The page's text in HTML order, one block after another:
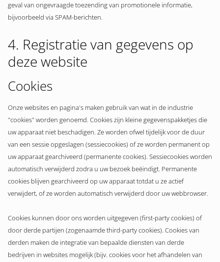
geval van ongevraagde toezending van promotionele informatie,
bijvoorbeeld via SPAM-berichten.
4. Registratie van gegevens op
deze website
Cookies
Onze websites en pagina's maken gebruik van wat in de industrie
"cookies" worden genoemd. Cookies zijn kleine gegevenspakketjes die
uw apparaat niet beschadigen. Ze worden ofwel tijdelijk voor de duur
van een sessie opgeslagen (sessiecookies) of ze worden permanent op
uw apparaat gearchiveerd (permanente cookies). Sessiecookies worden
automatisch verwijderd zodra u uw bezoek beëindigt. Permanente
cookies blijven gearchiveerd op uw apparaat totdat u ze actief
verwijdert, of ze worden automatisch verwijderd door uw webbrowser.
Cookies kunnen door ons worden uitgegeven (first-party cookies) of
door derde partijen (zogenaamde third-party cookies). Cookies van
derden maken de integratie van bepaalde diensten van derde
bedrijven in websites mogelijk (bijv. cookies voor het afhandelen van